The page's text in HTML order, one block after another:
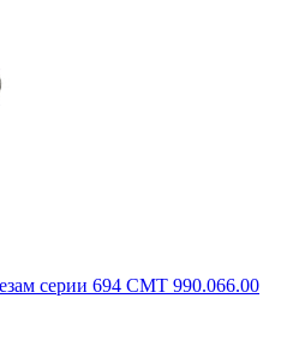
серии 694 CMT 990.066.00